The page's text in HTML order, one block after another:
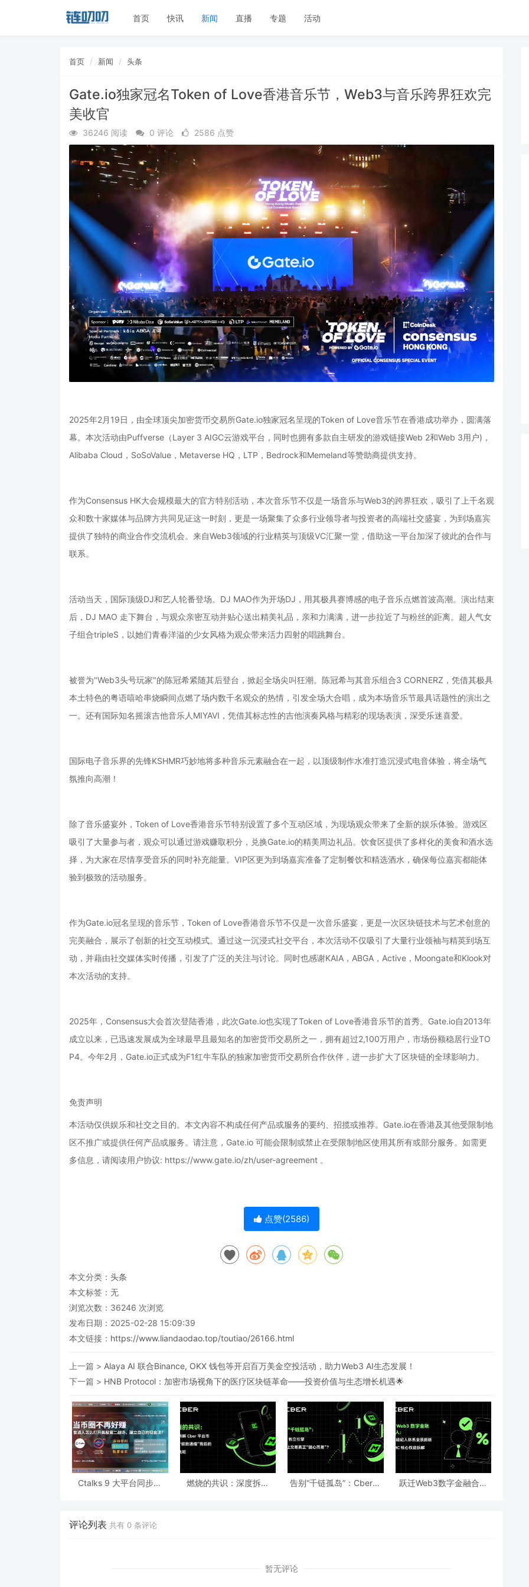
首页 快讯 新闻 直播 专题 活动
首页 新闻 头条
Gate.io独家冠名Token of Love香港音乐节，Web3与音乐跨界狂欢完
美收官
36246 阅读 0 评论 2586 点赞
2025年2月19日，由全球顶尖加密货币交易所Gate.io独家冠名呈现的Token of Love音乐节在香港成功举办，圆满落
幕。本次活动由Puffverse（Layer 3 AIGC云游戏平台，同时也拥有多款自主研发的游戏链接Web 2和Web 3用户)，
Alibaba Cloud，SoSoValue，Metaverse HQ，LTP，Bedrock和Memeland等赞助商提供支持。
作为Consensus HK大会规模最大的官方特别活动，本次音乐节不仅是一场音乐与Web3的跨界狂欢，吸引了上千名观
众和数十家媒体与品牌方共同见证这一时刻，更是一场聚集了众多行业领导者与投资者的高端社交盛宴，为到场嘉宾
提供了独特的商业合作交流机会。来自Web3领域的行业精英与顶级VC汇聚一堂，借助这一平台加深了彼此的合作与
联系。
活动当天，国际顶级DJ和艺人轮番登场。DJ MAO作为开场DJ，用其极具赛博感的电子音乐点燃首波高潮。演出结束
后，DJ MAO 走下舞台，与观众亲密互动并贴心送出精美礼品，亲和力满满，进一步拉近了与粉丝的距离。超人气女
子组合tripleS，以她们青春洋溢的少女风格为观众带来活力四射的唱跳舞台。
被誉为"Web3头号玩家"的陈冠希紧随其后登台，掀起全场尖叫狂潮。陈冠希与其音乐组合3 CORNERZ，凭借其极具
本土特色的粤语嘻哈串烧瞬间点燃了场内数千名观众的热情，引发全场大合唱，成为本场音乐节最具话题性的演出之
一。还有国际知名摇滚吉他音乐人MIYAVI，凭借其标志性的吉他演奏风格与精彩的现场表演，深受乐迷喜爱。
国际电子音乐界的先锋KSHMR巧妙地将多种音乐元素融合在一起，以顶级制作水准打造沉浸式电音体验，将全场气
氛推向高潮！
除了音乐盛宴外，Token of Love香港音乐节特别设置了多个互动区域，为现场观众带来了全新的娱乐体验。游戏区
吸引了大量参与者，观众可以通过游戏赚取积分，兑换Gate.io的精美周边礼品。饮食区提供了多样化的美食和酒水选
择，为大家在尽情享受音乐的同时补充能量。VIP区更为到场嘉宾准备了定制餐饮和精选酒水，确保每位嘉宾都能体
验到极致的活动服务。
作为Gate.io冠名呈现的音乐节，Token of Love香港音乐节不仅是一次音乐盛宴，更是一次区块链技术与艺术创意的
完美融合，展示了创新的社交互动模式。通过这一沉浸式社交平台，本次活动不仅吸引了大量行业领袖与精英到场互
动，并藉由社交媒体实时传播，引发了广泛的关注与讨论。同时也感谢KAIA，ABGA，Active，Moongate和Klook对
本次活动的支持。
2025年，Consensus大会首次登陆香港，此次Gate.io也实现了Token of Love香港音乐节的首秀。Gate.io自2013年
成立以来，已迅速发展成为全球最早且最知名的加密货币交易所之一，拥有超过2,100万用户，市场份额稳居行业TO
P4。今年2月，Gate.io正式成为F1红牛车队的独家加密货币交易所合作伙伴，进一步扩大了区块链的全球影响力。
免责声明
本活动仅供娱乐和社交之目的。本文內容不构成任何产品或服务的要约、招揽或推荐。Gate.io在香港及其他受限制地
区不推广或提供任何产品或服务。请注意，Gate.io 可能会限制或禁止在受限制地区使用其所有或部分服务。如需更
多信息，请阅读用户协议: https://www.gate.io/zh/user-agreement 。
点赞(2586)
本文分类： 头条
本文标签：无
浏览次数： 36246 次浏览
发布日期：2025-02-28 15:09:39
本文链接： https://www.liandaodao.top/toutiao/26166.html
上一篇 > Alaya AI 联合Binance, OKX 钱包等开启百万美金空投活动，助力Web3 AI生态发展！
下一篇 > HNB Protocol：加密市场视角下的医疗区块链革命——投资价值与生态增长机遇🌟
Ctalks 9 大平台同步直
燃烧的共识：深度拆解
告别“千链孤岛”：Cber独
跃迁Web3数字金融合伙
评论列表 共有 0 条评论
暂无评论